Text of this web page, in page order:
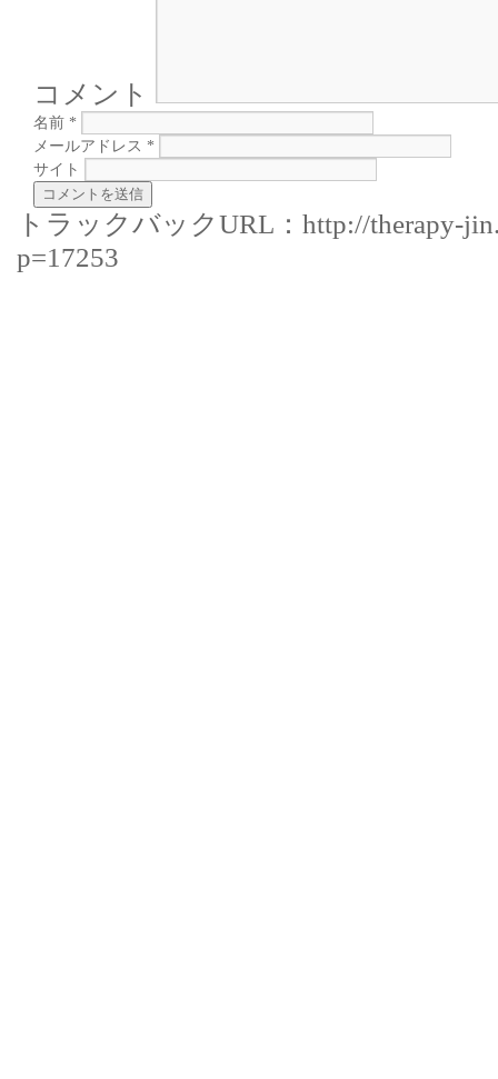
コメント
名前 *
メールアドレス *
サイト
トラックバックURL：http://therapy-
p=17253